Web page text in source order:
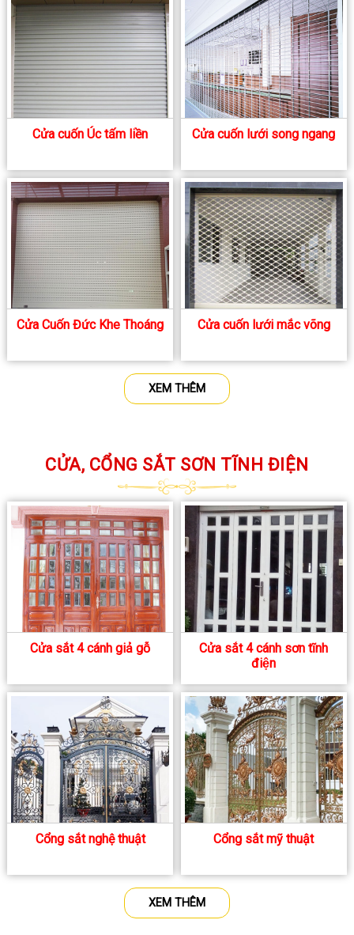
Cửa cuốn Úc tấm liền Cửa cuốn lưới song ngang
Cửa Cuốn Đức Khe Thoáng Cửa cuốn lưới mắc võng
XEM THÊM
CỬA, CỔNG SẮT SƠN TĨNH ĐIỆN
Cửa sắt 4 cánh giả gỗ
Cửa sắt 4 cánh sơn tĩnh
điện
Cổng sắt nghệ thuật Cổng sắt mỹ thuật
XEM THÊM